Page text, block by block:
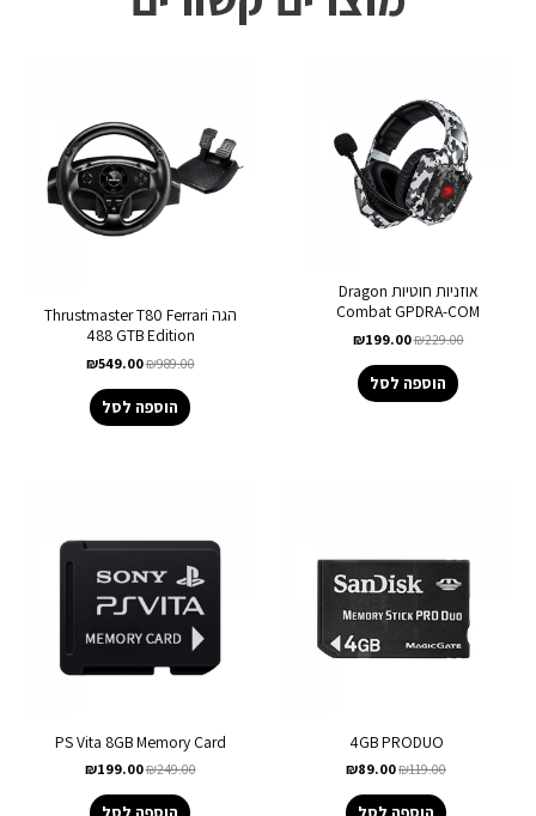
אוזניות ‏חוטיות Dragon
Combat GPDRA-COM
₪229.00
₪199.00
הוספה לסל
הגה Thrustmaster T80 Ferrari
488 GTB Edition
₪989.00
₪549.00
הוספה לסל
4GB PRODUO
₪119.00
₪89.00
PS Vita 8GB Memory Card
₪249.00
₪199.00